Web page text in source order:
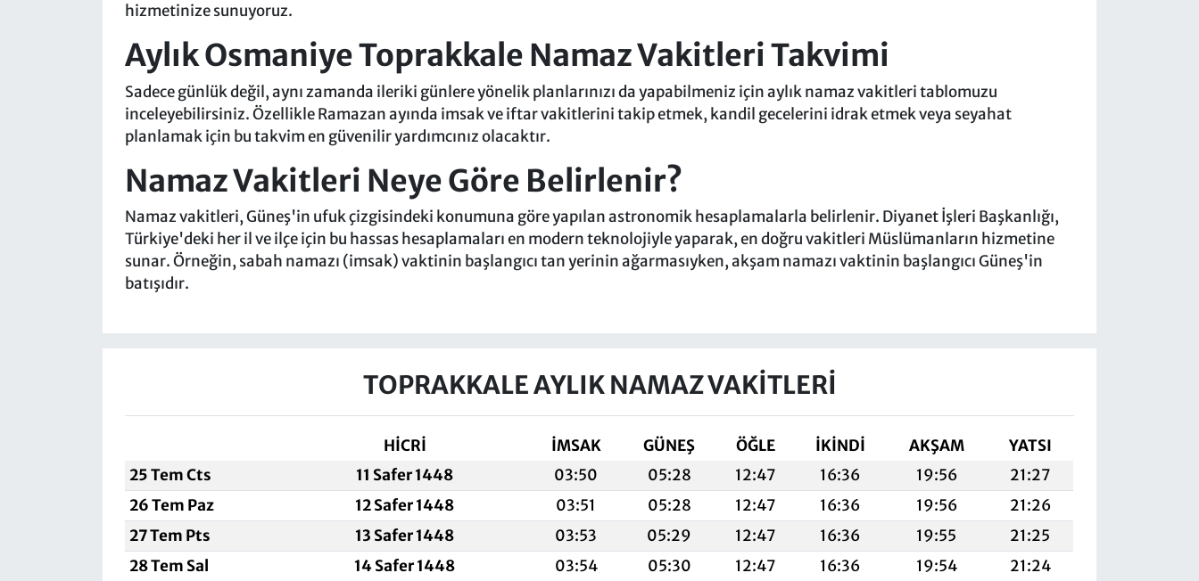
hizmetinize sunuyoruz.
Aylık Osmaniye Toprakkale Namaz Vakitleri Takvimi
Sadece günlük değil, aynı zamanda ileriki günlere yönelik planlarınızı da yapabilmeniz için aylık namaz vakitleri tablomuzu
inceleyebilirsiniz. Özellikle Ramazan ayında imsak ve iftar vakitlerini takip etmek, kandil gecelerini idrak etmek veya seyahat
planlamak için bu takvim en güvenilir yardımcınız olacaktır.
Namaz Vakitleri Neye Göre Belirlenir?
Namaz vakitleri, Güneş'in ufuk çizgisindeki konumuna göre yapılan astronomik hesaplamalarla belirlenir. Diyanet İşleri Başkanlığı,
Türkiye'deki her il ve ilçe için bu hassas hesaplamaları en modern teknolojiyle yaparak, en doğru vakitleri Müslümanların hizmetine
sunar. Örneğin, sabah namazı (imsak) vaktinin başlangıcı tan yerinin ağarmasıyken, akşam namazı vaktinin başlangıcı Güneş'in
batışıdır.
TOPRAKKALE AYLIK NAMAZ VAKITLERI
HİCRİ İMSAK GÜNEŞ ÖĞLE İKINDI AKŞAM
YATSI
25 Tem Cts
11 Safer 1448 03:50 05:28 12:47 16:36 19:56
21:27
26 Tem Paz
12 Safer 1448 03:51 05:28 12:47 16:36 19:56
21:26
27 Tem Pts
13 Safer 1448 03:53 05:29 12:47 16:36 19:55
21:25
28 Tem Sal
14 Safer 1448 03:54 05:30 12:47 16:36 19:54
21:24